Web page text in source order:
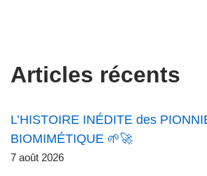
Articles récents
L’HISTOIRE INÉDITE des
BIOMIMÉTIQUE 🌱🚀
7 août 2026